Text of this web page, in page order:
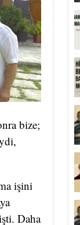
bize;
işini
Daha